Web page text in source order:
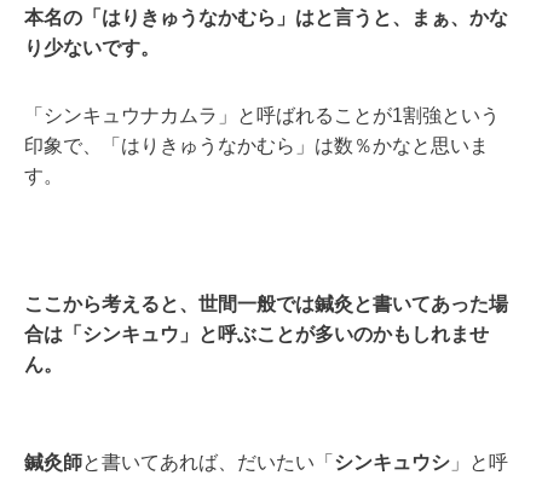
本名の「はりきゅうなかむら」はと言うと、まぁ、 かな
り少ないです。
「シンキュウナカムラ」と呼ばれることが1割強という
印象で、「はりきゅうなかむら」は数％かなと思いま
す。
ここから考えると、世間一般では鍼灸と書いてあった場
合は「シンキュウ」と呼ぶことが多いのかもしれませ
ん。
鍼灸師と書いてあれば、だいたい「 シンキュウシ 」と呼